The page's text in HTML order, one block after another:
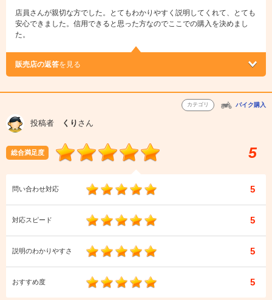
店員さんが親切な方でした。とてもわかりやすく説明してくれて、とても
安心できました。信用できると思った方なのでここでの購入を決めまし
た。
販売店の返答を見る
カテゴリ バイク購入
投稿者 くり さん
総合満足度 5
問い合わせ対応 5
対応スピード 5
説明のわかりやすさ 5
おすすめ度 5